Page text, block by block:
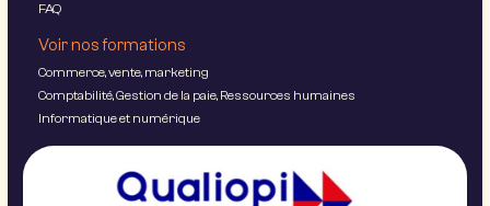
FAQ
Voir nos formations
Commerce, vente, marketing
Comptabilité, Gestion de la paie, Ressources humaines
Informatique et numérique